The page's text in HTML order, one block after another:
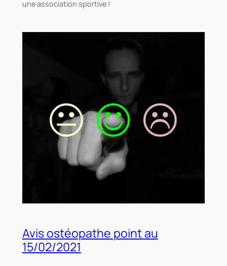
une association sportive !
Avis ostéopathe point au
15/02/2021